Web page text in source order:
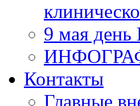
9 мая
Контакты
Главные